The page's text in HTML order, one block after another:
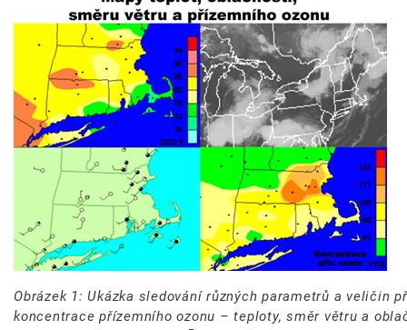
Obrázek 1: Ukázka sledování různých parametrů a veličin
koncentrace přízemního ozonu – teploty, směr větru a